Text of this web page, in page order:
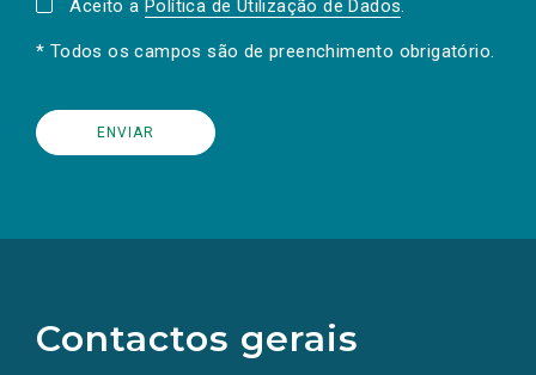
Aceito a Política de Utilização de Dados.
* Todos os campos são de preenchimento obrigatório.
Contactos gerais
redes
sociais